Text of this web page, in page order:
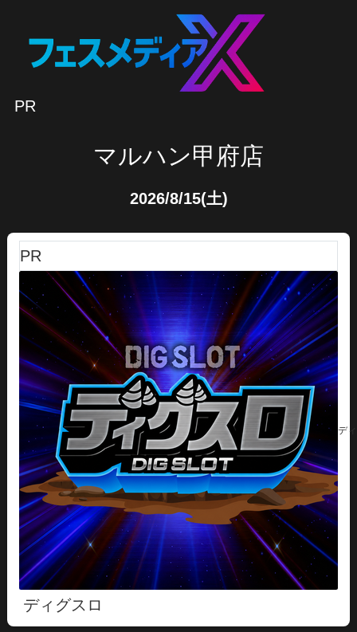
PR
マルハン甲府店
2026/8/15(土)
PR
デ
ディグスロ